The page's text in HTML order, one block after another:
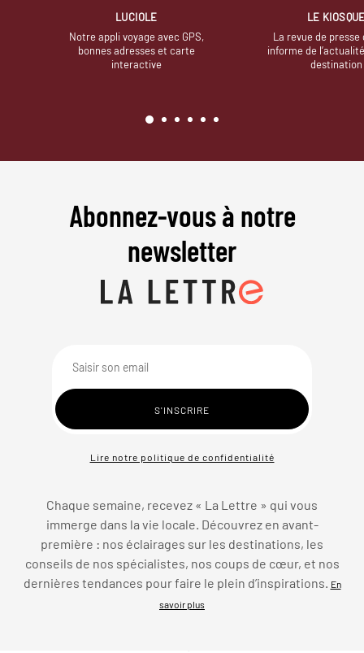
LUCIOLE
Notre appli voyage avec GPS,
bonnes adresses et carte
interactive
LE
La revue de presse
informe de
destination
Abonnez-vous à notre
newsletter
Lire notre politique de confidentialité
Chaque semaine, recevez « La Lettre » qui vous
immerge dans la vie locale. Découvrez en avant-
première : nos éclairages sur les destinations, les
conseils de nos spécialistes, nos coups de cœur, et nos
dernières tendances pour faire le plein d’inspirations.
En
savoir plus